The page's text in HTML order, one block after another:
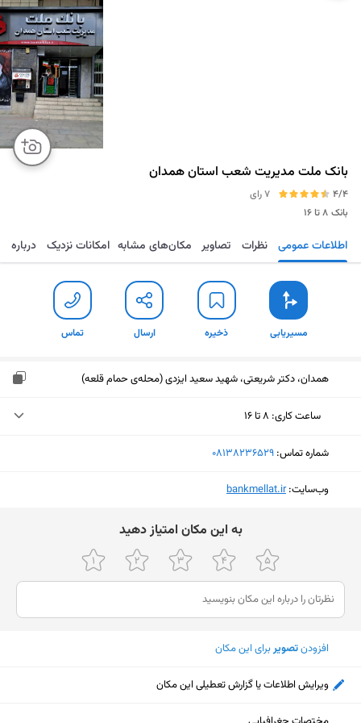
بانک ملت مدیریت شعب استان همدان
4/4
7 رای
بانک ۸ تا ۱۶
مسیریابی ذخیره ارسال تماس اطلاعات عمومی نظرات تصاویر مکان‌های مشابه امکانات نزدیک درباره
مسیریابی ذخیره ارسال تماس
همدان، دکتر شریعتی، شهید سعید ایزدی (محله‌ی حمام قلعه)
ساعت کاری: ۸ تا ۱۶
یکشنبه (امروز)
پنجشنبه
۸ تا ۱۳
جمعه
ثبت نشده
شنبه
شماره تماس: ‎08138236529
وب‌سایت:‎bankmellat.ir
ﺑﻪ اﯾﻦ ﻣﮑﺎن اﻣﺘﯿﺎز دﻫﯿﺪ
افزودنتصویربرای این مکان
ویرایش اطلاعات یا گزارش تعطیلی این مکان